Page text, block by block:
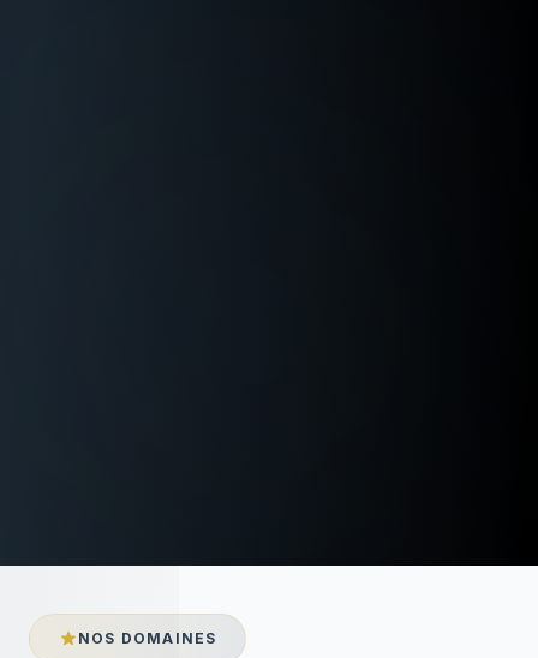
NOS DOMAINES